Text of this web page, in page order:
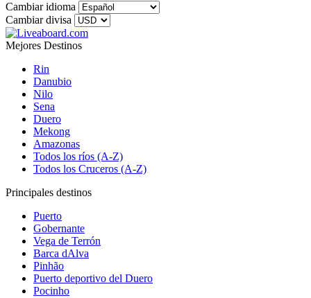
Cambiar idioma
Cambiar divisa
Mejores Destinos
Rin
Danubio
Nilo
Sena
Duero
Mekong
Amazonas
Todos los ríos (A-Z)
Todos los Cruceros (A-Z)
Principales destinos
Puerto
Gobernante
Vega de Terrón
Barca dAlva
Pinhão
Puerto deportivo del Duero
Pocinho